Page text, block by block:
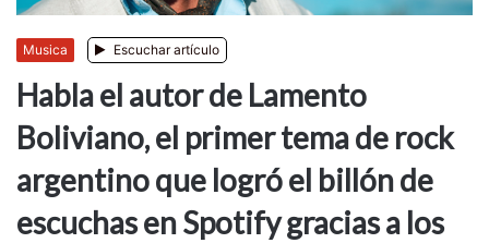
Musica Escuchar artículo
Habla el autor de Lamento
Boliviano, el primer tema de rock
argentino que logró el billón de
escuchas en Spotify gracias a los